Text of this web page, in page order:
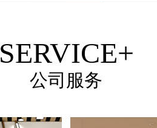
SERVICE+
公司服务